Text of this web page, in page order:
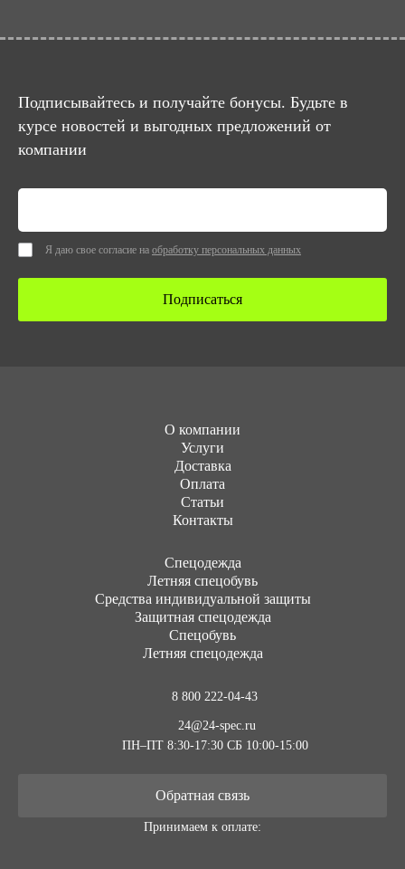
Подписывайтесь и получайте бонусы. Будьте в
курсе новостей и выгодных предложений от
компании
Я даю свое согласие на обработку персональных данных
Подписаться
О компании
Услуги
Доставка
Оплата
Статьи
Контакты
Cпецодежда
Летняя спецобувь
Средства индивидуальной защиты
Защитная спецодежда
Спецобувь
Летняя спецодежда
8 800 222-04-43
24@24-spec.ru
ПН–ПТ 8:30-17:30 СБ 10:00-15:00
Обратная связь
Принимаем к оплате: